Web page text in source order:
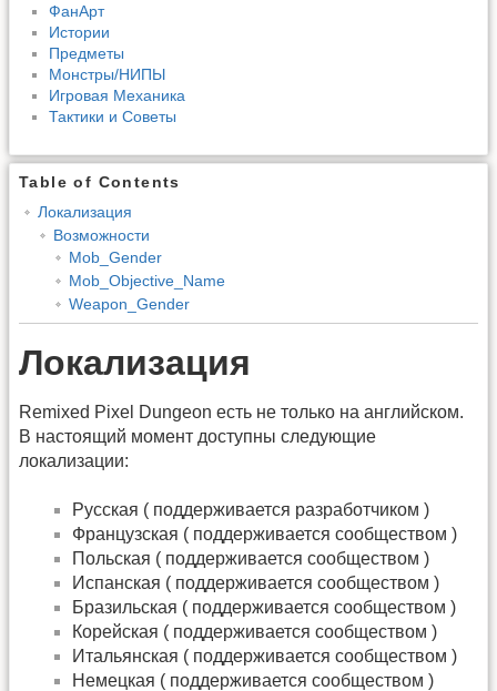
ФанАрт
Истории
Предметы
Монстры/НИПЫ
Игровая Механика
Тактики и Советы
Table of Contents
Локализация
Возможности
Mob_Gender
Mob_Objective_Name
Weapon_Gender
Локализация
Remixed Pixel Dungeon есть не только на английском.
В настоящий момент доступны следующие
локализации:
Русская ( поддерживается разработчиком )
Французская ( поддерживается сообществом )
Польская ( поддерживается сообществом )
Испанская ( поддерживается сообществом )
Бразильская ( поддерживается сообществом )
Корейская ( поддерживается сообществом )
Итальянская ( поддерживается сообществом )
Немецкая ( поддерживается сообществом )